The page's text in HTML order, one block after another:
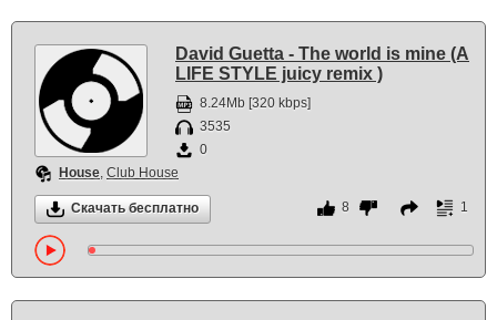
David Guetta - The world is mine (A
LIFE STYLE juicy remix )
8.24Mb [320 kbps]
3535
0
House, Club House
Скачать бесплатно 8 1